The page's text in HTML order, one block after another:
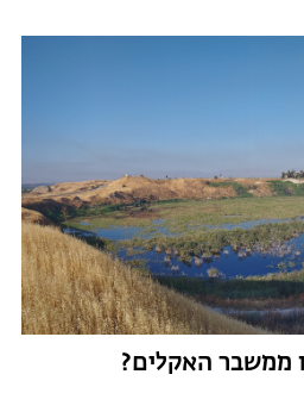
ממשבר האקלים?